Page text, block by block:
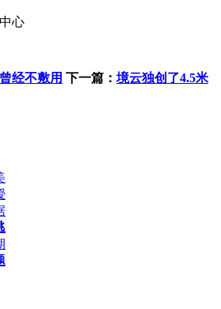
心
经不敷用 下一篇： 境云独创了4.5米